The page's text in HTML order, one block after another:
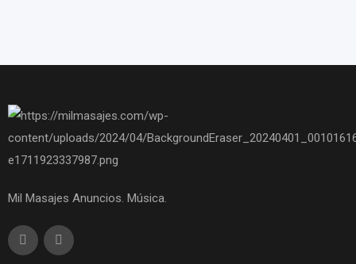
Mil Masajes Anuncios. Música.